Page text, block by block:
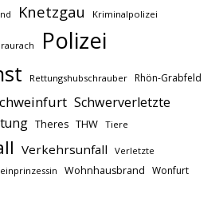
Knetzgau Kriminalpolizei
Polizei
Rettungshubschrauber Rhön-Grabfeld
Schwerverletzte
Theres THW Tiere
Verkehrsunfall Verletzte
Wohnhausbrand Wonfurt